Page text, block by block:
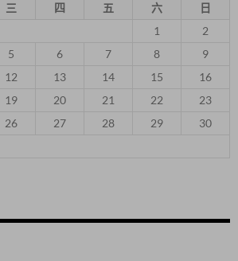
三 四 五 六
日
1
2
5 6 7 8
9
12 13 14 15
16
19 20 21 22
23
26 27 28 29
30